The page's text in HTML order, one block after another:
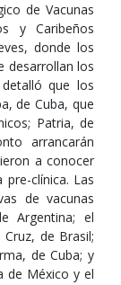
de Vacunas
y Caribeños
donde los
desarrollan los
que los
de Cuba, que
Patria, de
arrancarán
a conocer
clínica. Las
de vacunas
Argentina; el
de Brasil;
de Cuba; y
de México y el